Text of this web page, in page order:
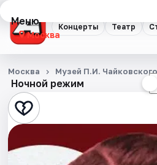
Концерты Театр
Меню
Москва
Концерты
Театр
Стендап
Выставки
Ночной режим
Москва Музей П.И.